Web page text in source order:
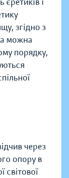
згідно з
можна
порядку,
через
опору в
світової